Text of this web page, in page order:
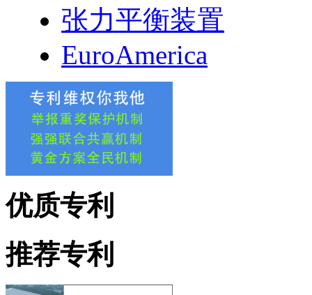
张力平衡装置
EuroAmerica
优质专利
推荐专利